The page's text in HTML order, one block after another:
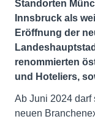
Standorten
Innsbruck als
Eröffnung der
renommierten
und Hoteliers,
Ab Juni 2024 darf
neuen